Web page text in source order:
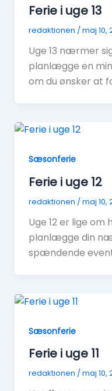
Ferie i uge 13
redaktionen /maj 10,
Uge 13 nærmer
planlægge en
om du ønsker at
Sæsonferie
Ferie i uge 12
redaktionen /maj 10,
Uge 12 er lige
planlægge din
spændende
Sæsonferie
Ferie i uge 11
redaktionen / maj 10,